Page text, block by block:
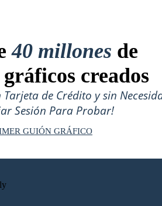
40 millones de
creados
Tarjeta de Crédito y sin
Sesión Para Probar!
GUIÓN GRÁFICO